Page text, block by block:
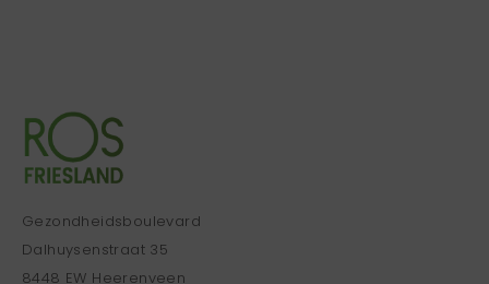
Gezondheidsboulevard
Dalhuysenstraat 35
8448 EW Heerenveen